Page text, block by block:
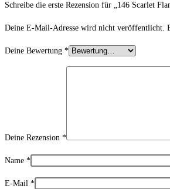
Schreibe die erste Rezension für „146 Scarlet
Deine E-Mail-Adresse wird nicht veröffentlicht.
Deine Bewertung *
Deine Rezension *
Name *
E-Mail *